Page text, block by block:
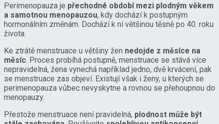
Perimenopauza je přechodné období mezi plodným věkem
a samotnou menopauzou, kdy dochází k postupným
hormonálním změnám. Dochází k ní většinou těsně po 40. roku
života.
Ke ztrátě menstruace u většiny žen nedojde z měsíce na
měsíc. Proces probíhá postupně, menstruace se stává více
nepravidelná, žena vynechá například jedno, dvě krvácení, pak
se menstruace zas objeví. Existují však i ženy, u kterých se
perimenopauza vůbec nevyskytne a rovnou se přehoupnou do
menopauzy.
Přestože menstruace není pravidelná, plodnost může být